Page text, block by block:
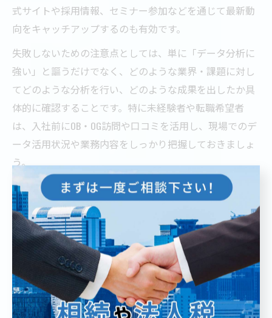
式サイトや採用情報、セミナー参加などを通じて最新動
向をキャッチアップするのも有効です。
失敗しないための注意点としては、単に「データ分析に
強い」と謳うだけでなく、どのような業界・課題に対し
てどのような分析を行い、どのような成果を出したか具
体的に確認することです。特に未経験者や転職希望者
は、入社前にOB・OG訪問や口コミを活用し、現場でのデ
ータ活用状況や業務内容をしっかり把握しておきましょ
う。
キャリア形成に役立つコンサル比較ポイント
自身のキャリア形成に役立つコンサル会社を比較する際
は、以下のようなポイントを意識しましょう。第一に、
コンサル会社の専門分野や得意領域を明確に把握し、自
分の志向や目標に合致するか確認することが大切です。
主な比較ポイント